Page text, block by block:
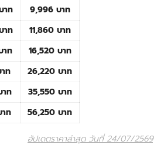
าท
9,996 บาท
าท
11,860 บาท
าท
16,520 บาท
าท
26,220 บาท
าท
35,550 บาท
าท 56,250 บาท
อัปเดตราคาล่าสุด วันที่ 24/07/2569